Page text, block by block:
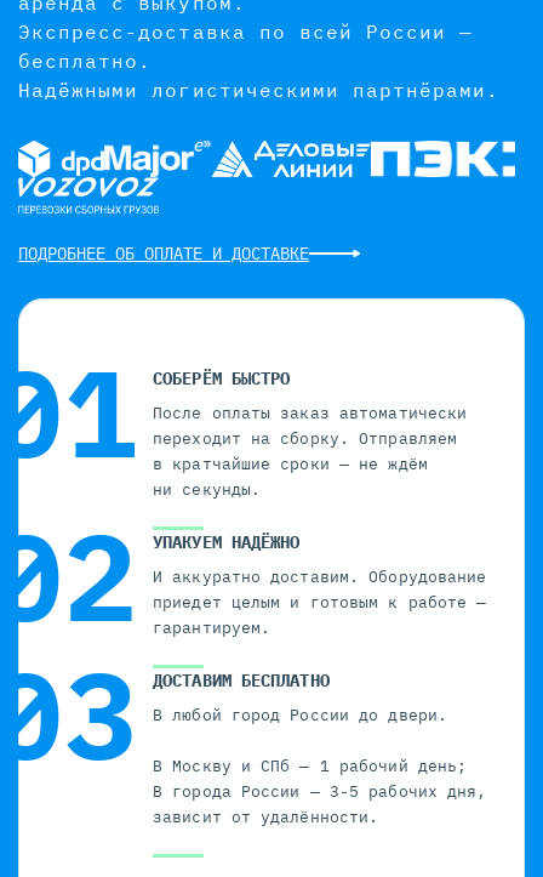
Экспресс-доставка по всей России —
бесплатно.
Надёжными логистическими партнёрами.
ПОДРОБНЕЕ ОБ ОПЛАТЕ И ДОСТАВКЕ
СОБЕРЁМ БЫСТРО
После оплаты заказ автоматически
переходит на сборку. Отправляем
в кратчайшие сроки — не ждём
ни секунды.
УПАКУЕМ НАДЁЖНО
И аккуратно доставим. Оборудование
приедет целым и готовым к работе —
гарантируем.
ДОСТАВИМ БЕСПЛАТНО
В любой город России до двери.
В Москву и СПб — 1 рабочий день;
В города России — 3-5 рабочих дня,
зависит от удалённости.